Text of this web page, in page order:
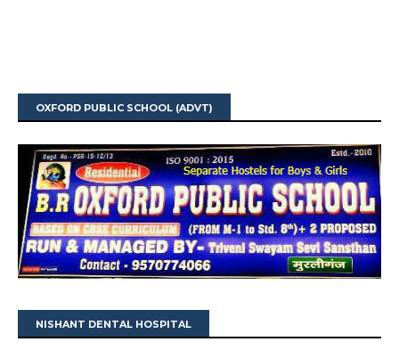
OXFORD PUBLIC SCHOOL (ADVT)
NISHANT DENTAL HOSPITAL